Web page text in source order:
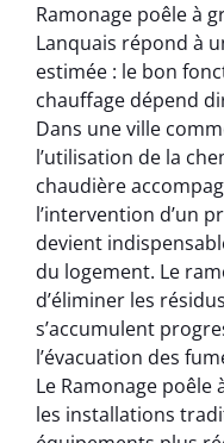
Ramonage poêle à
Lanquais répond à
estimée : le bon
chauffage dépend
Dans une ville
l’utilisation de la
chaudière
l’intervention d’un
devient
du logement. Le
d’éliminer les
s’accumulent
l’évacuation des
Le Ramonage poêle
les installations